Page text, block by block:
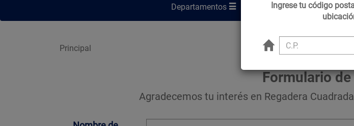
Center
Departamentos Marcas Tips que
Principal
Formulario
Agradecemos tu interés en Regadera
Ingrese tu código